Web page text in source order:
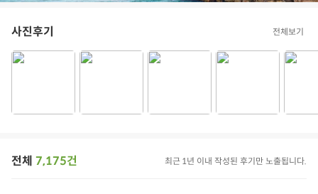
사진후기 전체보기
전체 7,175건 최근 1년 이내 작성된 후기만 노출됩니다.